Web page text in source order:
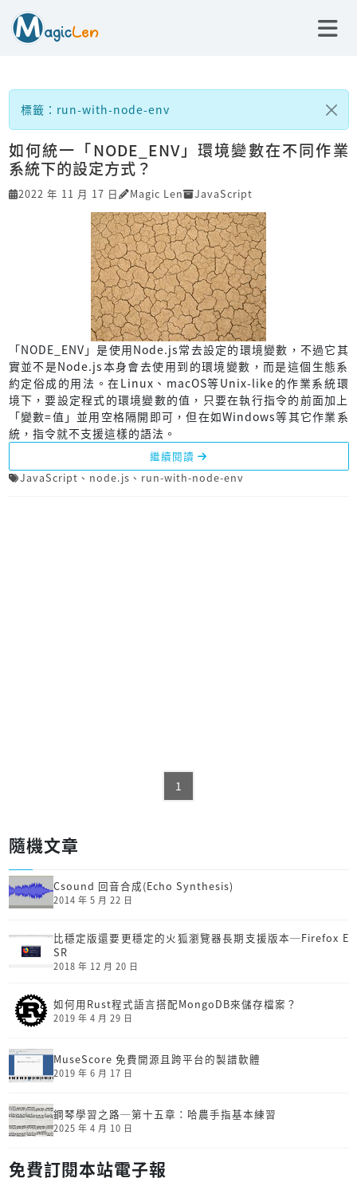
標籤：run-with-node-env
如何統一「NODE_ENV」環境變數在不同作業
系統下的設定方式？
2022 年 11 月 17 日 Magic Len JavaScript
「NODE_ENV」是使用Node.js常去設定的環境變數，不過它其
實並不是Node.js本身會去使用到的環境變數，而是這個生態系
約定俗成的用法。在Linux、macOS等Unix-like的作業系統環
境下，要設定程式的環境變數的值，只要在執行指令的前面加上
「變數=值」並用空格隔開即可，但在如Windows等其它作業系
統，指令就不支援這樣的語法。
繼續閱讀
JavaScript 、 node.js 、 run-with-node-env
1
隨機文章
Csound 回音合成(Echo Synthesis)
2014 年 5 月 22 日
比穩定版還要更穩定的火狐瀏覽器長期支援版本─Firefox E
SR
2018 年 12 月 20 日
如何用Rust程式語言搭配MongoDB來儲存檔案？
2019 年 4 月 29 日
MuseScore 免費開源且跨平台的製譜軟體
2019 年 6 月 17 日
鋼琴學習之路─第十五章：哈農手指基本練習
2025 年 4 月 10 日
免費訂閱本站電子報